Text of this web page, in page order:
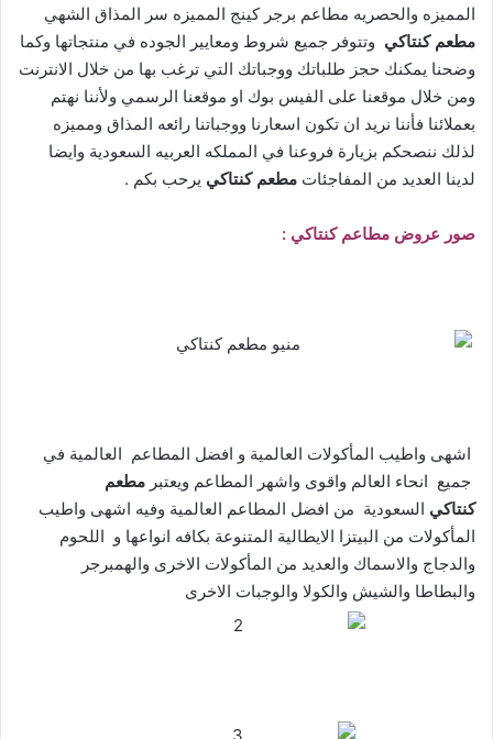
المميزه والحصريه مطاعم برجر كينج المميزه سر المذاق الشهي
مطعم كنتاكي وتتوفر جميع شروط ومعايير الجوده في منتجاتها وكما
وضحنا يمكنك حجز طلباتك ووجباتك التي ترغب بها من خلال الانترنت
ومن خلال موقعنا على الفيس بوك او موقعنا الرسمي ولأننا نهتم
بعملائنا فأننا نريد ان تكون اسعارنا ووجباتنا رائعه المذاق ومميزه
لذلك ننصحكم بزيارة فروعنا في المملكه العربيه السعودية وايضا
لدينا العديد من المفاجئات مطعم كنتاكي يرحب بكم .
صور عروض مطاعم كنتاكي :
اشهى واطيب المأكولات العالمية و افضل المطاعم العالمية في
جميع انحاء العالم واقوى واشهر المطاعم ويعتبر مطعم
كنتاكي السعودية من افضل المطاعم العالمية وفيه اشهى واطيب
المأكولات من البيتزا الايطالية المتنوعة بكافه انواعها و اللحوم
والدجاج والاسماك والعديد من المأكولات الاخرى والهمبرجر
والبطاطا والشيش والكولا والوجبات الاخرى